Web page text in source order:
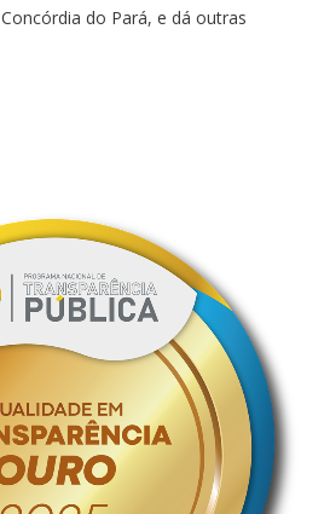
Concórdia do Pará, e dá outras